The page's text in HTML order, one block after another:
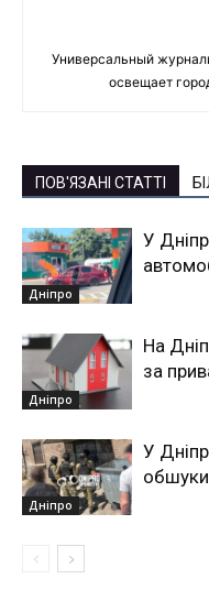
Универсальный
освещает
ПОВ'ЯЗАНІ СТАТТІ
Дніпро
У
Дніпро
На
за
Дніпро
У